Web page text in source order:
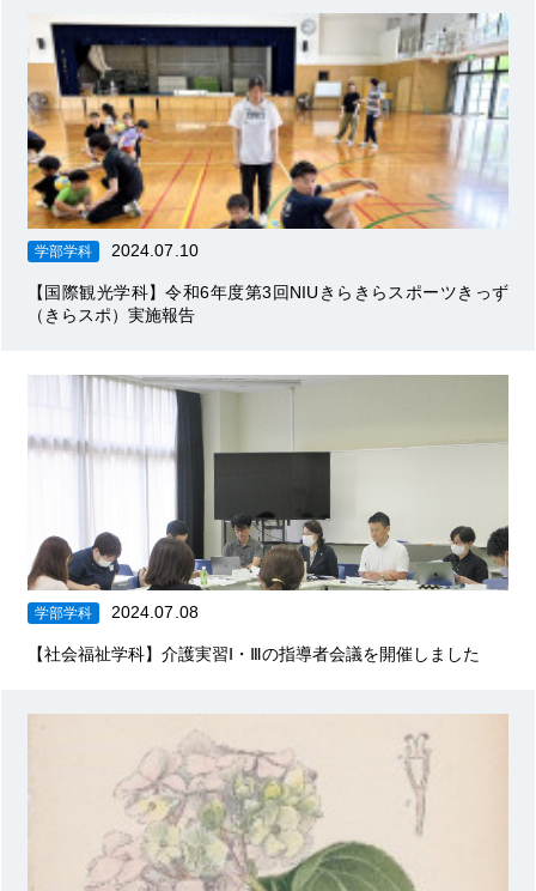
学部学科 2024.07.10
【国際観光学科】令和6年度第3回NIUきらきらスポーツきっず
（きらスポ）実施報告
学部学科 2024.07.08
【社会福祉学科】介護実習Ⅰ・Ⅲの指導者会議を開催しました